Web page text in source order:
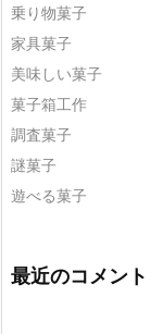
乗り物菓子
家具菓子
美味しい菓子
菓子箱工作
調査菓子
謎菓子
遊べる菓子
最近のコメント